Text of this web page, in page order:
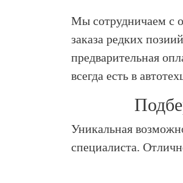
Мы сотрудничаем с
заказа редких
предварительная
всегда есть в
Уникальная
специалиста.